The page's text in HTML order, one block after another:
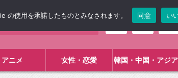
アニメ 女性・恋愛 韓国・中国・アジア
の使用を承諾したものとみなされます。 同意 い